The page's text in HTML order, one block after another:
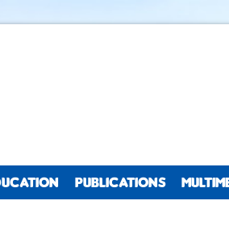
PUBLICATIONS